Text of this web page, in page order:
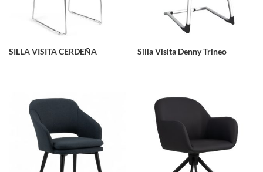
SILLA VISITA CERDEÑA Silla Visita Denny Trineo